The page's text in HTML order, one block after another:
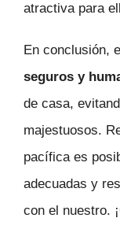
atractiva para
En conclusión,
seguros y
de casa,
majestuosos.
pacífica es
adecuadas y
con el nuestro.